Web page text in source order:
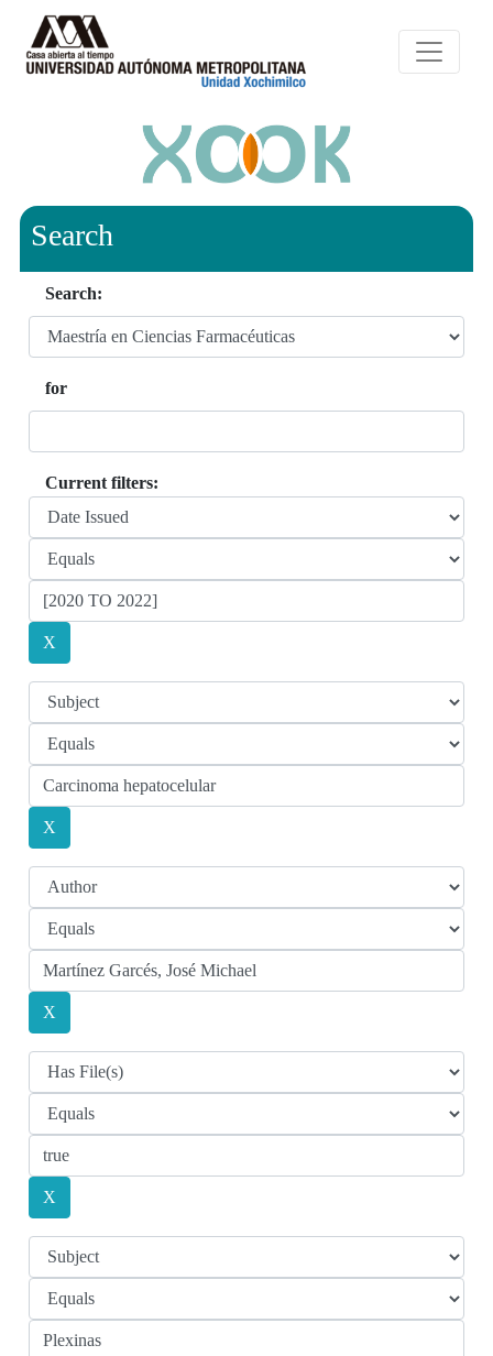
Search
Search:
for
Current filters: